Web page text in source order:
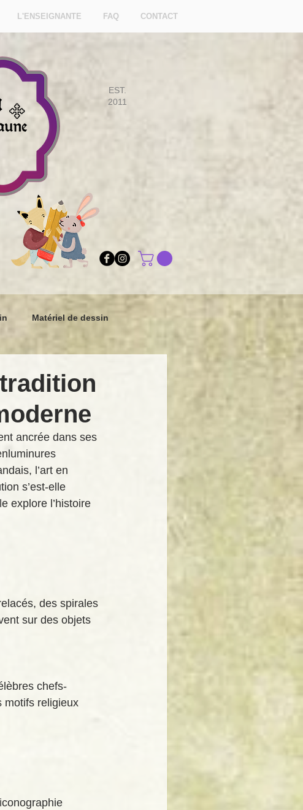
L'ENSEIGNANTE FAQ CONTACT
EST.
2011
Matériel de dessin
ancrée dans ses
l’art en
s’est-elle
explore l’histoire
des spirales
sur des objets
chefs-
motifs religieux